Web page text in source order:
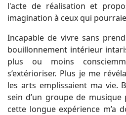
l'acte de réalisation et
imagination à ceux qui
Incapable de vivre sans
bouillonnement intérieur
plus ou moins
s’extérioriser. Plus je me
les arts emplissaient ma vie.
sein d’un groupe de
cette longue expérience m’a